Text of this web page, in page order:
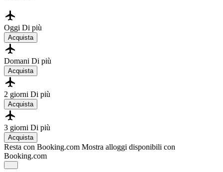
Oggi Di più
Acquista
Domani Di più
Acquista
2 giorni Di più
Acquista
3 giorni Di più
Acquista
Resta con Booking.com Mostra alloggi disponibili con
Booking.com